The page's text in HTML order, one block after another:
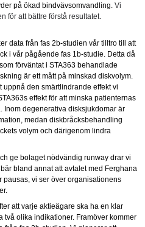
på ökad bindvävsomvandling. Vi
för att bättre förstå resultatet.
data från fas 2b-studien vår tilltro till att
i vår pågående fas 1b-studie. Detta då
förväntat i STA363 behandlade
är ett mått på minskad diskvolym.
uppnå den smärtlindrande effekt vi
effekt för att minska patienternas
Inom degenerativa disksjukdomar är
medan diskbråcksbehandling
volym och därigenom lindra
ge bolaget nödvändig runway drar vi
bland annat att avtalet med Ferghana
pausas, vi ser över organisationens
att varje aktieägare ska ha en klar
olika indikationer. Framöver kommer